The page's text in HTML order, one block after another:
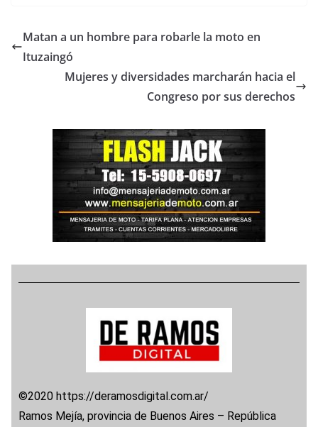
Matan a un hombre para robarle la moto en
Ituzaingó
Mujeres y diversidades marcharán hacia el
Congreso por sus derechos
©2020 https://deramosdigital.com.ar/
Ramos Mejía, provincia de Buenos Aires – República